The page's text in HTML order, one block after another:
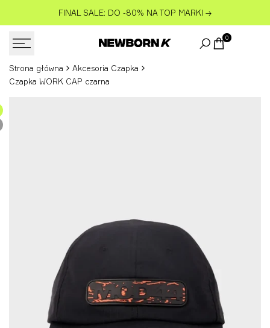
FINAL SALE: DO -80% NA TOP MARKI →
0
Strona główna
Akcesoria Czapka
Czapka WORK CAP czarna